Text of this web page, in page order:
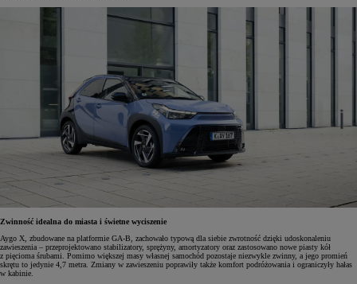
Zwinność idealna do miasta i świetne wyciszenie
Aygo X, zbudowane na platformie GA-B, zachowało typową dla siebie zwrotność dzięki udoskonaleniu
zawieszenia – przeprojektowano stabilizatory, sprężyny, amortyzatory oraz zastosowano nowe piasty kół
z pięcioma śrubami. Pomimo większej masy własnej samochód pozostaje niezwykle zwinny, a jego promień
skrętu to jedynie 4,7 metra. Zmiany w zawieszeniu poprawiły także komfort podróżowania i ograniczyły hałas
w kabinie.